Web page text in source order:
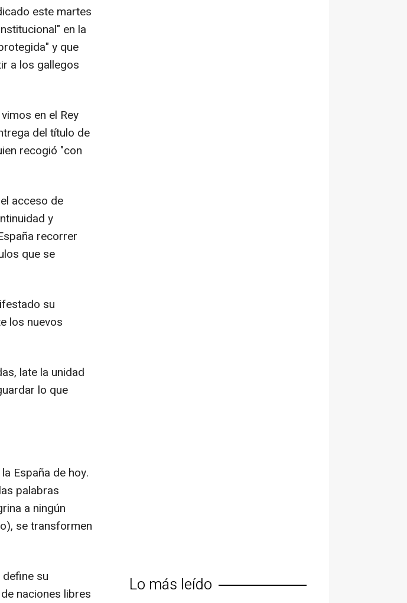
este martes
en la
y que
a los gallegos
en el Rey
del título de
recogió "con
acceso de
y
recorrer
que se
su
los nuevos
late la unidad
lo que
España de hoy.
palabras
a ningún
se transformen
su
naciones libres
Lo más leído